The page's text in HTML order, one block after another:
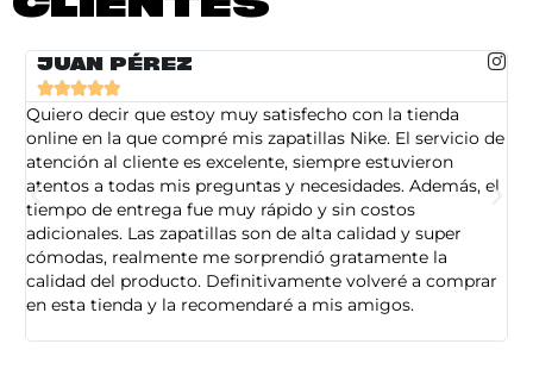
JUAN PÉREZ

Quiero decir que estoy muy satisfecho con la tienda
online en la que compré mis zapatillas Nike. El servicio de
atención al cliente es excelente, siempre estuvieron
atentos a todas mis preguntas y necesidades. Además, el
tiempo de entrega fue muy rápido y sin costos
adicionales. Las zapatillas son de alta calidad y super
cómodas, realmente me sorprendió gratamente la
calidad del producto. Definitivamente volveré a comprar
en esta tienda y la recomendaré a mis amigos.